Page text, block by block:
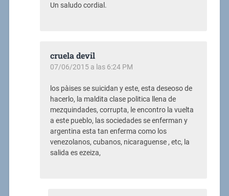
Un saludo cordial.
cruela devil
07/06/2015 a las 6:24 PM
los pàises se suicidan y este, esta deseoso de
hacerlo, la maldita clase politica llena de
mezquindades, corrupta, le encontro la vuelta
a este pueblo, las sociedades se enferman y
argentina esta tan enferma como los
venezolanos, cubanos, nicaraguense , etc, la
salida es ezeiza,